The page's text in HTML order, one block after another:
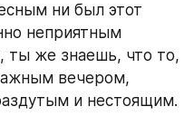
ни был этот
неприятным
ты же знаешь, что то,
вечером,
и нестоящим.